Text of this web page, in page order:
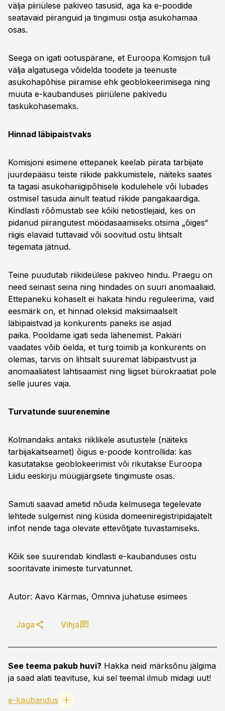
välja piiriülese pakiveo tasusid, aga ka e-poodide
seatavaid piiranguid ja tingimusi ostja asukohamaa
osas.
Seega on igati ootuspärane, et Euroopa Komisjon tuli
välja algatusega võidelda toodete ja teenuste
asukohapõhise piiramise ehk geoblokeerimisega ning
muuta e-kaubanduses piiriülene pakivedu
taskukohasemaks.
Hinnad läbipaistvaks
Komisjoni esimene ettepanek keelab piirata tarbijate
juurdepääsu teiste riikide pakkumistele, näiteks saates
ta tagasi asukohariigipõhisele kodulehele või lubades
ostmisel tasuda ainult teatud riikide pangakaardiga.
Kindlasti rõõmustab see kõiki netiostlejaid, kes on
pidanud piirangutest möödasaamiseks otsima „õiges“
riigis elavaid tuttavaid või soovitud ostu lihtsalt
tegemata jätnud.
Teine puudutab riikideülese pakiveo hindu. Praegu on
need seinast seina ning hindades on suuri anomaaliaid.
Ettepaneku kohaselt ei hakata hindu reguleerima, vaid
eesmärk on, et hinnad oleksid maksimaalselt
läbipaistvad ja konkurents paneks ise asjad
paika. Pooldame igati seda lähenemist. Pakiäri
vaadates võib öelda, et turg toimib ja konkurents on
olemas, tarvis on lihtsalt suuremat läbipaistvust ja
anomaaliatest lahtisaamist ning liigset bürokraatiat pole
selle juures vaja.
Turvatunde suurenemine
Kolmandaks antaks riiklikele asutustele (näiteks
tarbijakaitseamet) õigus e-poode kontrollida: kas
kasutatakse geoblokeerimist või rikutakse Euroopa
Liidu eeskirju müügijärgsete tingimuste osas.
Samuti saavad ametid nõuda kelmusega tegelevate
lehtede sulgemist ning küsida domeeniregistripidajatelt
infot nende taga olevate ettevõtjate tuvastamiseks.
Kõik see suurendab kindlasti e-kaubanduses ostu
sooritavate inimeste turvatunnet.
Autor: Aavo Kärmas, Omniva juhatuse esimees
Jaga Vihja
See teema pakub huvi? Hakka neid märksõnu jälgima
ja saad alati teavituse, kui sel teemal ilmub midagi uut!
e-kaubandus